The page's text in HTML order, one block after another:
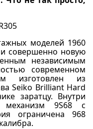
моделей 1960
и совершенно новую
независимым
современном
изготовлен из
Seiko Brilliant Hard
заратцу. Внутри
механизм 9S68 с
ограничена 968